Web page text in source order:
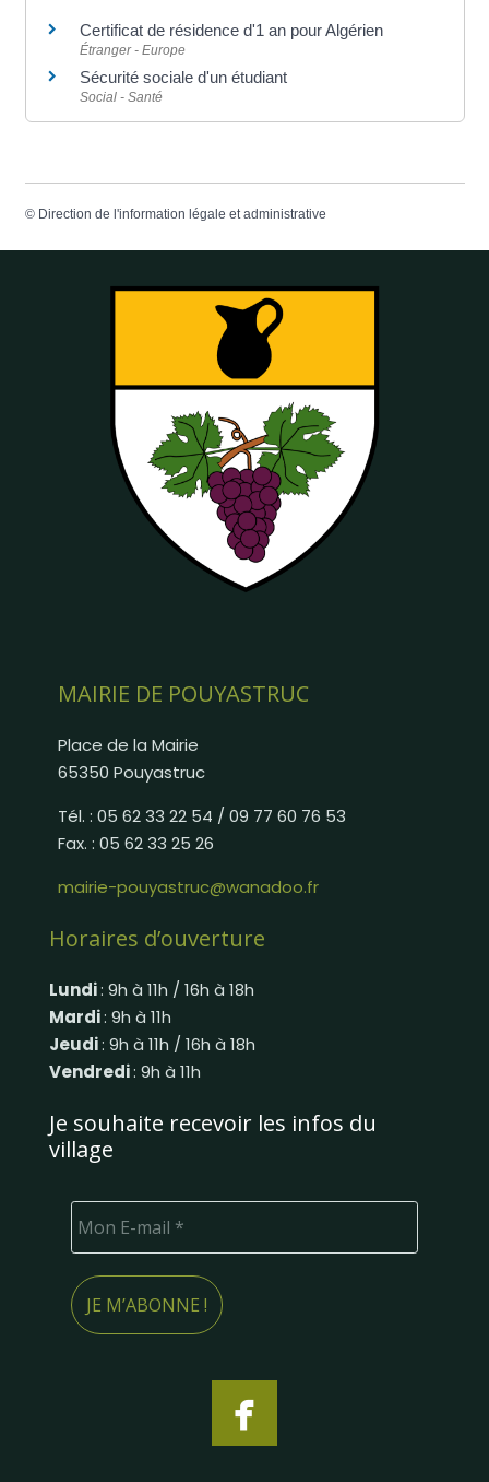
Certificat de résidence d'1 an pour Algérien
Étranger - Europe
Sécurité sociale d'un étudiant
Social - Santé
© Direction de l'information légale et administrative
MAIRIE DE POUYASTRUC
Place de la Mairie
65350 Pouyastruc
Tél. : 05 62 33 22 54 / 09 77 60 76 53
Fax. : 05 62 33 25 26
mairie-pouyastruc@wanadoo.fr
Horaires d’ouverture
Lundi: 9h à 11h / 16h à 18h
Mardi: 9h à 11h
Jeudi: 9h à 11h / 16h à 18h
Vendredi: 9h à 11h
Je souhaite recevoir les infos du
village